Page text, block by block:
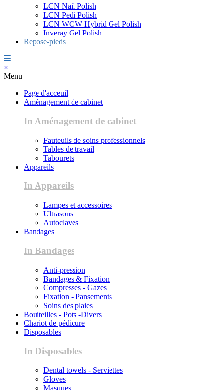
LCN Nail Polish
LCN Pedi Polish
LCN WOW Hybrid Gel Polish
Inveray Gel Polish
Repose-pieds
×
Menu
Page d'acceuil
Aménagement de cabinet
In Aménagement de cabinet
Fauteuils de soins professionnels
Tables de travail
Tabourets
Appareils
In Appareils
Lampes et accessoires
Ultrasons
Autoclaves
Bandages
In Bandages
Anti-pression
Bandages & Fixation
Compresses - Gazes
Fixation - Pansements
Soins des plaies
Bouiteilles - Pots -Divers
Chariot de pédicure
Disposables
In Disposables
Dental towels - Serviettes
Gloves
Masques